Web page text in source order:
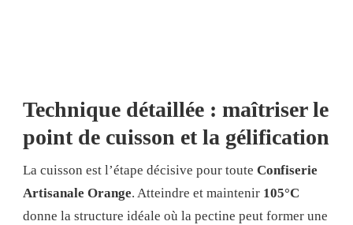
Technique détaillée : maîtriser le
point de cuisson et la gélification
La cuisson est l’étape décisive pour toute Confiserie
Artisanale Orange. Atteindre et maintenir 105°C
donne la structure idéale où la pectine peut former une